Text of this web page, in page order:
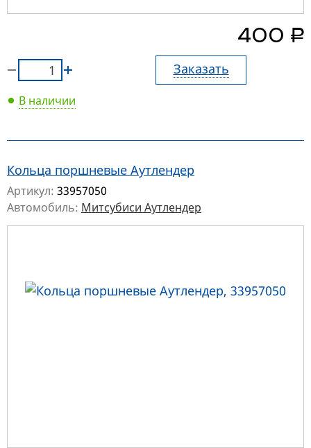
400 руб.
Заказать
В наличии
Кольца поршневые Аутлендер
Артикул: 33957050
Автомобиль: Митсубиси Аутлендер